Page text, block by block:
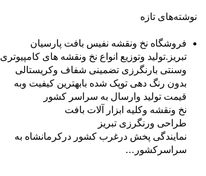
نوشته‌های تازه
فروشگاه نخ ونقشه نفیس بافت پارسیان
تبریز.تولید وتوزیع انواع نخ ونقشه های کامپیوتری
وسنتی بارنگرزی تضمینی شفاف وکریستالی
بدون رنگ دهی توپک شده بابهترین کیفیت وبه
قیمت تولید وارسال به سراسر کشور
نخ ونقشه وکلیه ابزار آلات بافت
طراحی ورنگرزی تبریز
نمایندگی پخش درغرب کشور درکرمانشاه به
سراسرکشور…